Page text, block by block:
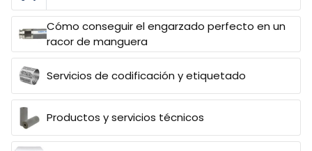
Cómo conseguir el engarzado perfecto en un
racor de manguera
Servicios de codificación y etiquetado
Productos y servicios técnicos